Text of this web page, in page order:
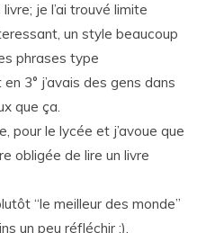
je l’ai trouvé limite
un style beaucoup
phrases type
3° j’avais des gens dans
que ça.
pour le lycée et j’avoue que
obligée de lire un livre
“le meilleur des monde”
un peu réfléchir :).